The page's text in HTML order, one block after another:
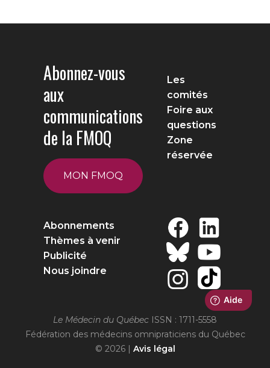
Abonnez-vous
aux
communications
de la FMOQ
MON FMOQ
Les
comités
Foire aux
questions
Zone
réservée
Abonnements
Thèmes à venir
Publicité
Nous joindre
Le Médecin du Québec ISSN : 1711-5558
Fédération des médecins omnipraticiens du Québec
© 2026 | Avis légal